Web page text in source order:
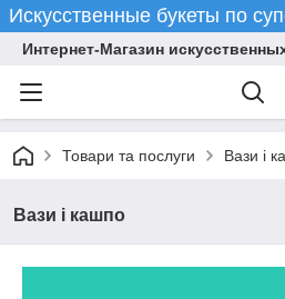
Искусственные букеты по
Интернет-Магазин
Товари та послуги Вази і
Вази і кашпо